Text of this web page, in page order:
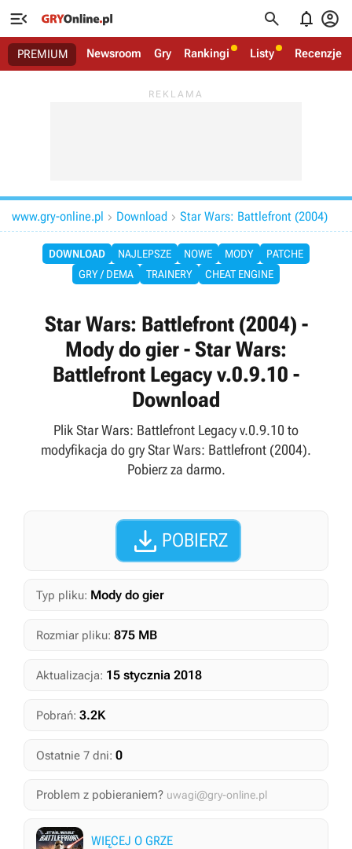
   
PREMIUM Newsroom Gry Rankingi Listy Recenzje
www.gry-online.pl  Download  Star Wars: Battlefront (2004)
DOWNLOAD NAJLEPSZE NOWE MODY
PATCHE
GRY / DEMA
TRAINERY CHEAT ENGINE
Star Wars: Battlefront (2004) -
Mody do gier - Star Wars:
Battlefront Legacy v.0.9.10 -
Download
Plik Star Wars: Battlefront Legacy v.0.9.10 to
modyfikacja do gry Star Wars: Battlefront (2004).
Pobierz za darmo.
 POBIERZ
Typ pliku: Mody do gier
Rozmiar pliku: 875 MB
Aktualizacja: 15 stycznia 2018
Pobrań: 3.2K
Ostatnie 7 dni: 0
Problem z pobieraniem? uwagi@gry-online.pl
WIĘCEJ O GRZE